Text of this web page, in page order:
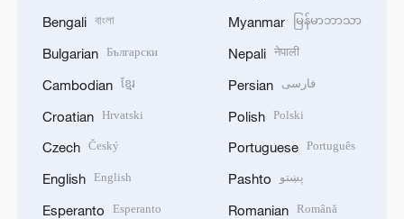
Bengali বাংলা
Bulgarian Български
Cambodian ខ្មែរ
Croatian Hrvatski
Czech Český
English English
Esperanto Esperanto
Myanmar မြန်မာဘာသာ
Nepali नेपाली
Persian فارسی
Polish Polski
Portuguese Português
Pashto پښتو
Romanian Română